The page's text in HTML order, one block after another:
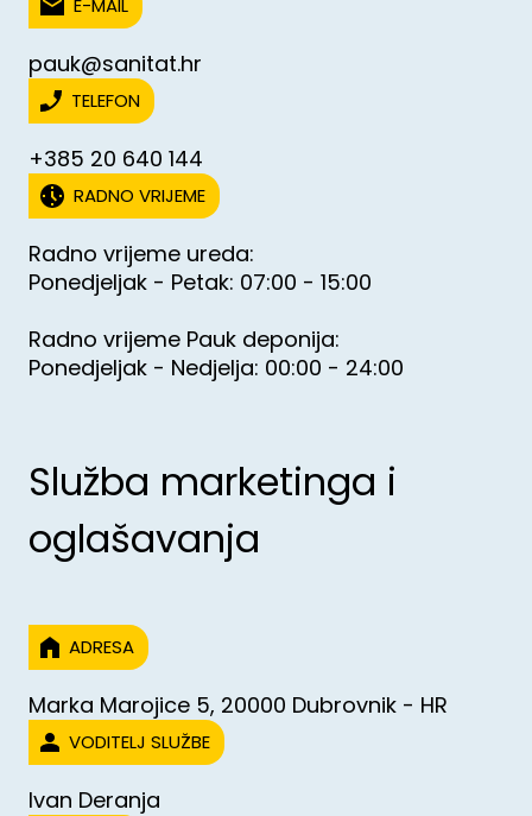
pauk@sanitat.hr
TELEFON
+385 20 640 144
RADNO VRIJEME
Radno vrijeme ureda:
Ponedjeljak - Petak: 07:00 - 15:00
Radno vrijeme Pauk deponija:
Ponedjeljak - Nedjelja: 00:00 - 24:00
Služba marketinga i
oglašavanja
ADRESA
Marka Marojice 5, 20000 Dubrovnik - HR
VODITELJ SLUŽBE
Ivan Deranja